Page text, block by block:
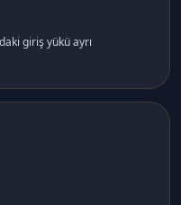
giriş yükü ayrı